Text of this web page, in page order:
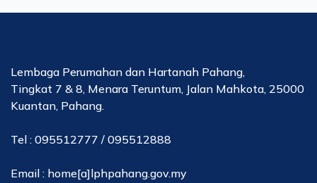
Lembaga Perumahan dan Hartanah Pahang,
Tingkat 7 & 8, Menara Teruntum, Jalan Mahkota, 25000
Kuantan, Pahang.
Tel : 095512777 / 095512888
Email : home[a]lphpahang.gov.my